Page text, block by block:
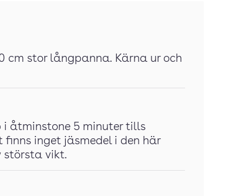
cm stor långpanna. Kärna ur och
i åtminstone 5 minuter tills
inget jäsmedel i den här
största vikt.